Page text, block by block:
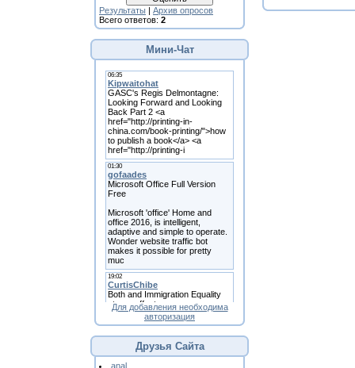
Результаты | Архив опросов
Всего ответов: 2
Мини-Чат
Для добавления необходима
авторизация
Друзья Сайта
anal